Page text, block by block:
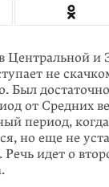
Центральной
не
Был
от Средних
период,
но еще не
идет о